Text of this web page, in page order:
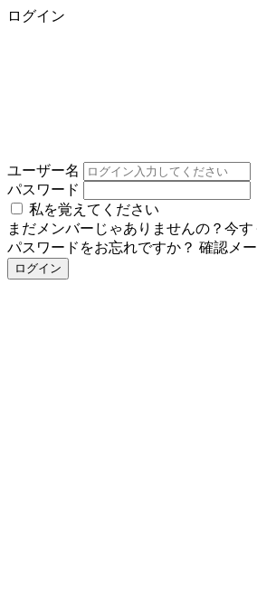
ログイン
ユーザー名
パスワード
私を覚えてください
まだメンバーじゃありませんの？今
パスワードをお忘れですか？ 確認メ